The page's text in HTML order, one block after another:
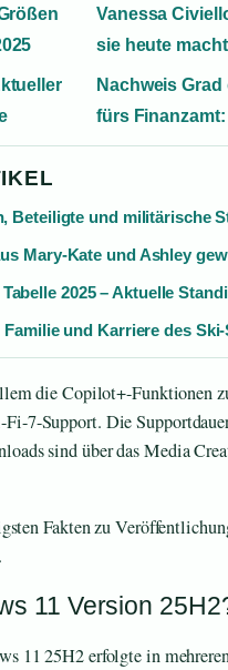
Vanessa
sie heute macht
Nachweis
fürs
Beteiligte und militärische
Mary-Kate und Ashley
2025 – Aktuelle
und Karriere des
die Copilot+-Funktionen
7-Support. Die
sind über das Media
Fakten zu
11 Version
11 25H2 erfolgte in